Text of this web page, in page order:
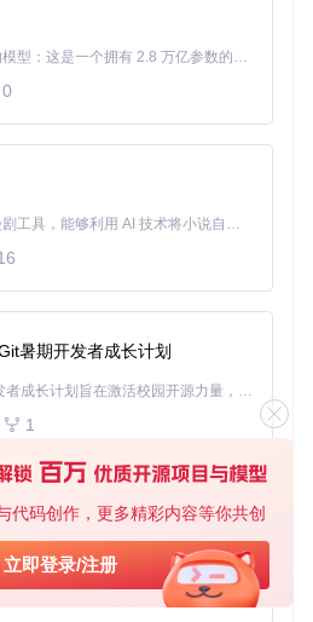
代码创作，更多精彩内容等你共创
立即登录/注册
定续航表现
》客户端后的数据：
升高。通过分析top -n 1
适合你的使用场景
2016套件时，PPT动画流畅度提
速度快25%。推荐配置：WINEPREF
excel.exe
，可减少30%的图形错误。
Kimi K3 是Kimi能力最强的模型：这是一个拥有 2.8 万亿参数的混合专家（MoE）模型，具备原生视觉理解能力，并支持 100 万 token 的上下文窗口。
0
Toonflow 是一款 AI 短剧漫剧工具，能够利用 AI 技术将小说自动转化为剧本，并结合 AI 生成的图片和视频，实现高效的短剧创作。借助 Toonflow，可以轻松完成从文字到影像的全流程，让短剧制作变得更加智能与便捷。
暑期开发者成长计划
「源启盛夏」暑期校园开发者成长计划旨在激活校园开源力量，通过积分激励、认证扶持、资源倾斜等形式，引导高校组织和开发者完成「入驻 — 建项目 — 做贡献 — 获认证 — 得资源」的完整闭环。无论你是想带领社团入驻平台的组织者，还是希望用代码贡献证明自己的开发者，都能在这里找到属于你的成长路径。
1
免费、本地、开源的 24/7 全天候 Cowork 应用，以及适用于 Gemini CLI、Claude Code、Codex、OpenCode、Qwen Code、Goose CLI、Auggie 等的 OpenClaw | 🌟 喜欢就点star吧
6